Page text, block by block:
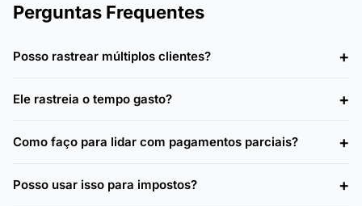
Perguntas Frequentes
Posso rastrear múltiplos clientes?
Ele rastreia o tempo gasto?
Como faço para lidar com pagamentos parciais?
Posso usar isso para impostos?